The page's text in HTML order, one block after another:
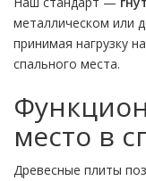
металлическом или
принимая нагрузку
спального места.
место в
Древесные плиты